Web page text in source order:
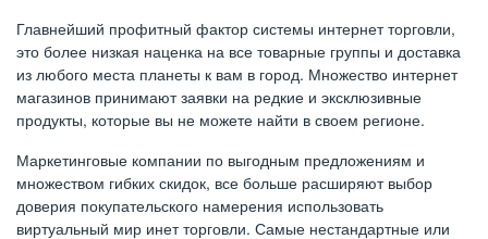
Главнейший профитный фактор системы интернет торговли,
это более низкая наценка на все товарные группы и доставка
из любого места планеты к вам в город. Множество интернет
магазинов принимают заявки на редкие и эксклюзивные
продукты, которые вы не можете найти в своем регионе.
Маркетинговые компании по выгодным предложениям и
множеством гибких скидок, все больше расширяют выбор
доверия покупательского намерения использовать
виртуальный мир инет торговли. Самые нестандартные или